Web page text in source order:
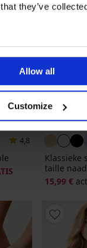
they’ve
Allow all
Customize
4,8
Klassieke
taille
15,99 €